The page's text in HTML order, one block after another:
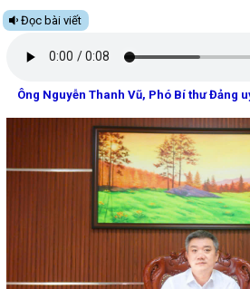
Đọc bài viết
Ông Nguyễn Thanh Vũ, Phó Bí thư Đảng